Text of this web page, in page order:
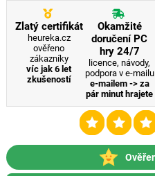
Zlatý certifikát
heureka.cz
ověřeno
zákazníky
víc jak 6 let
zkušeností
Okamžité
doručení PC
hry 24/7
licence, návody,
podpora v e-mailu
e-mailem -> za
pár minut hrajete